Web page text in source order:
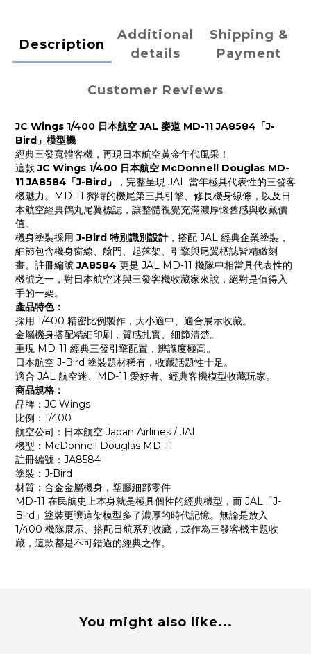
Description
Additional
details
Shipping &
Payment
Customer Reviews
JC Wings 1/400 日本航空 JAL 麥道 MD-11 JA8584「J-
Bird」模型機
經典三發寬體客機，再現日本航空黃金年代風采！
這款JC Wings 1/400 日本航空 McDonnell Douglas MD-
11 JA8584「J-Bird」
，完整呈現 JAL 當年極具代表性的三發客
機魅力。MD-11 獨特的機尾第三具引擎、修長機身線條，以及日
本航空經典鶴丸尾翼標誌，讓整體視覺充滿濃厚懷舊感與收藏價
值。
機身塗裝採用J-Bird 特別識別設計，搭配 JAL 經典企業塗裝，
細節包含機身窗線、艙門、起落架、引擎與尾翼標誌皆精緻刻
畫。註冊編號JA8584 更是 JAL MD-11 機隊中相當具代表性的
機號之一，對日本航空迷與三發客機收藏家來說，絕對是值得入
手的一架。
產品特色：
採用 1/400 精密比例製作，大小適中、適合展示收藏。
金屬機身搭配精細印刷，質感扎實、細節清楚。
重現 MD-11 經典三發引擎配置，辨識度極高。
日本航空 J-Bird 塗裝題材稀有，收藏話題性十足。
適合 JAL 航空迷、MD-11 愛好者、經典客機模型收藏玩家。
商品規格：
品牌：JC Wings
比例：1/400
航空公司：日本航空 Japan Airlines / JAL
機型：McDonnell Douglas MD-11
註冊編號：JA8584
塗裝：J-Bird
材質：合金金屬機身，塑膠細部零件
MD-11 在民航史上本身就是極具個性的經典機型，而 JAL「J-
Bird」塗裝更讓這架模型多了濃厚的時代記憶。無論是放入
1/400 機隊展示、搭配日航系列收藏，或作為三發客機主題收
藏，這款都是不可錯過的經典之作。
You might also like...